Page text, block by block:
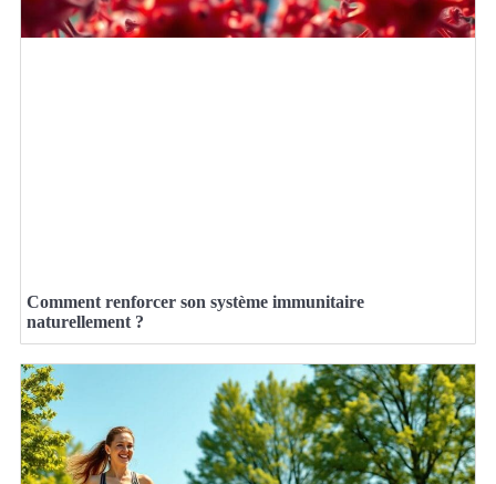
Comment renforcer son système immunitaire
naturellement ?